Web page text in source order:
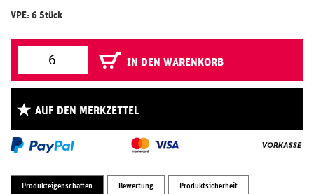
VPE: 6 Stück
IN DEN WARENKORB
AUF DEN MERKZETTEL
Produkteigenschaften Bewertung Produktsicherheit